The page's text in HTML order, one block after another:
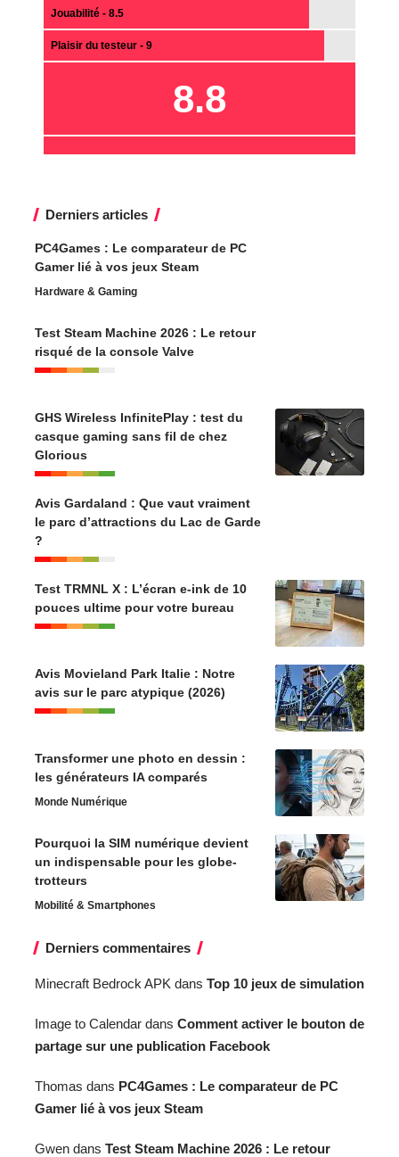
Jouabilité - 8.5
Plaisir du testeur - 9
8.8
Derniers articles
PC4Games : Le comparateur de PC
Gamer lié à vos jeux Steam
Hardware & Gaming
Test Steam Machine 2026 : Le retour
risqué de la console Valve
GHS Wireless InfinitePlay : test du
casque gaming sans fil de chez
Glorious
Avis Gardaland : Que vaut vraiment
le parc d’attractions du Lac de Garde
?
Test TRMNL X : L’écran e-ink de 10
pouces ultime pour votre bureau
Avis Movieland Park Italie : Notre
avis sur le parc atypique (2026)
Transformer une photo en dessin :
les générateurs IA comparés
Monde Numérique
Pourquoi la SIM numérique devient
un indispensable pour les globe-
trotteurs
Mobilité & Smartphones
Derniers commentaires
Minecraft Bedrock APK dans Top 10 jeux de simulation
Image to Calendar dans Comment activer le bouton de
partage sur une publication Facebook
Thomas dans PC4Games : Le comparateur de PC
Gamer lié à vos jeux Steam
Gwen dans Test Steam Machine 2026 : Le retour